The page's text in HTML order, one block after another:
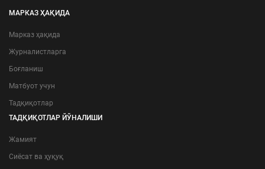
МАРКАЗ ҲАҚИДА
Марказ ҳақида
Журналистларга
Боғланиш
Матбуот учун
Тадқиқотлар
ТАДҚИҚОТЛАР ЙЎНАЛИШИ
Жамият
Сиёсат ва ҳуқуқ